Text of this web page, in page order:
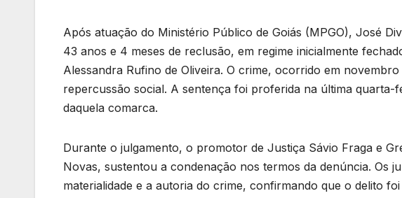
Após atuação do Ministério Público de Goiás (MPGO), José
43 anos e 4 meses de reclusão, em regime inicialmente
Alessandra Rufino de Oliveira. O crime, ocorrido em
repercussão social. A sentença foi proferida na última
daquela comarca.
Durante o julgamento, o promotor de Justiça Sávio Fraga e
Novas, sustentou a condenação nos termos da denúncia. Os
materialidade e a autoria do crime, confirmando que o delito